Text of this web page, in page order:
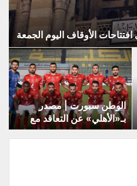
الوطن سبورت | مصدر
بـ«الأهلي» عن التعاقد مع
إيبوكا ومصطفى شلبي: «كل